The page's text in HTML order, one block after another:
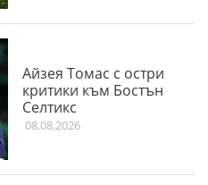
Айзея Томас с остри
критики към Бостън
Селтикс
08.08.2026